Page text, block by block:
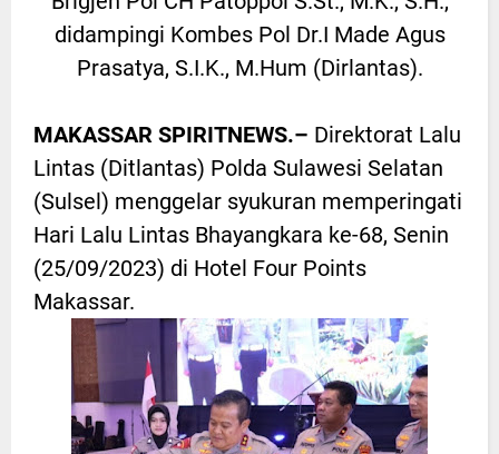
didampingi Kombes Pol Dr.I Made Agus
Prasatya, S.I.K., M.Hum (Dirlantas).
MAKASSAR SPIRITNEWS.– Direktorat Lalu
Lintas (Ditlantas) Polda Sulawesi Selatan
(Sulsel) menggelar syukuran memperingati
Hari Lalu Lintas Bhayangkara ke-68, Senin
(25/09/2023) di Hotel Four Points
Makassar.